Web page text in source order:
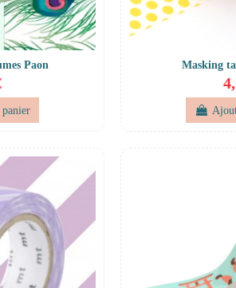
Paon Masking